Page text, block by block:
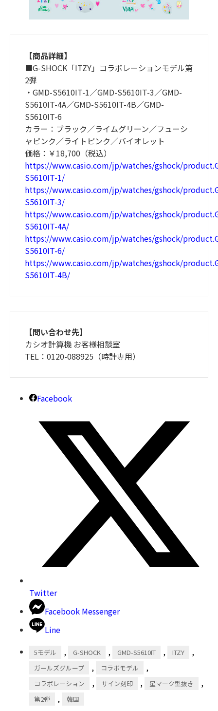
【商品詳細】
■G-SHOCK「ITZY」コラボレーションモデル第
2弾
・GMD-S5610IT-1／GMD-S5610IT-3／GMD-
S5610IT-4A／GMD-S5610IT-4B／GMD-
S5610IT-6
カラー：ブラック／ライムグリーン／フューシ
ャピンク／ライトピンク／バイオレット
価格：￥18,700（税込）
https://www.casio.com/jp/watches/gshock/
S5610IT-1/
https://www.casio.com/jp/watches/gshock/
S5610IT-3/
https://www.casio.com/jp/watches/gshock/
S5610IT-4A/
https://www.casio.com/jp/watches/gshock/
S5610IT-6/
https://www.casio.com/jp/watches/gshock/
S5610IT-4B/
【問い合わせ先】
カシオ計算機 お客様相談室
TEL：0120-088925（時計専用）
Facebook
Twitter
Facebook Messenger
Line
5モデル , G-SHOCK , GMD-S5610IT , ITZY ,
ガールズグループ , コラボモデル ,
コラボレーション , サイン刻印 , 星マーク型抜き ,
第2弾 , 韓国